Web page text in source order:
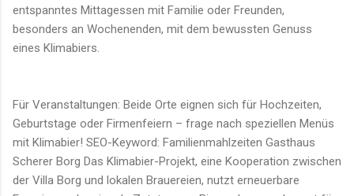
entspanntes Mittagessen mit Familie oder Freunden,
besonders an Wochenenden, mit dem bewussten Genuss
eines Klimabiers.
Für Veranstaltungen: Beide Orte eignen sich für Hochzeiten,
Geburtstage oder Firmenfeiern – frage nach speziellen Menüs
mit Klimabier! SEO-Keyword: Familienmahlzeiten Gasthaus
Scherer Borg Das Klimabier-Projekt, eine Kooperation zwischen
der Villa Borg und lokalen Brauereien, nutzt erneuerbare